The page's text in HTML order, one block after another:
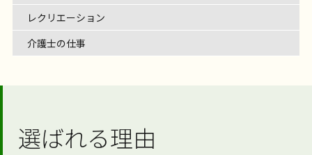
レクリエーション
介護士の仕事
選ばれる理由